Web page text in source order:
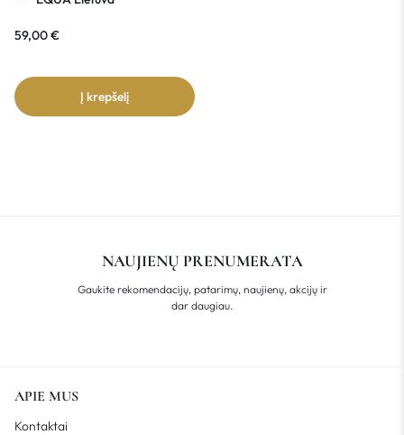
59,00€
Į krepšelį
NAUJIENŲ PRENUMERATA
Gaukite rekomendacijų, patarimų, naujienų, akcijų ir
dar daugiau.
APIE MUS
Kontaktai